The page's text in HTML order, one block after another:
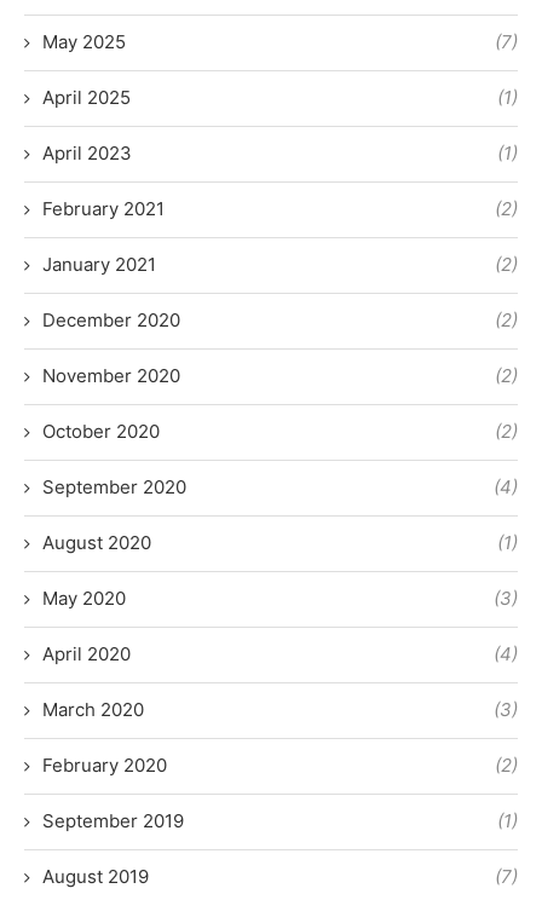
May 2025 (7)
April 2025 (1)
April 2023 (1)
February 2021 (2)
January 2021 (2)
December 2020 (2)
November 2020 (2)
October 2020 (2)
September 2020 (4)
August 2020 (1)
May 2020 (3)
April 2020 (4)
March 2020 (3)
February 2020 (2)
September 2019 (1)
August 2019 (7)